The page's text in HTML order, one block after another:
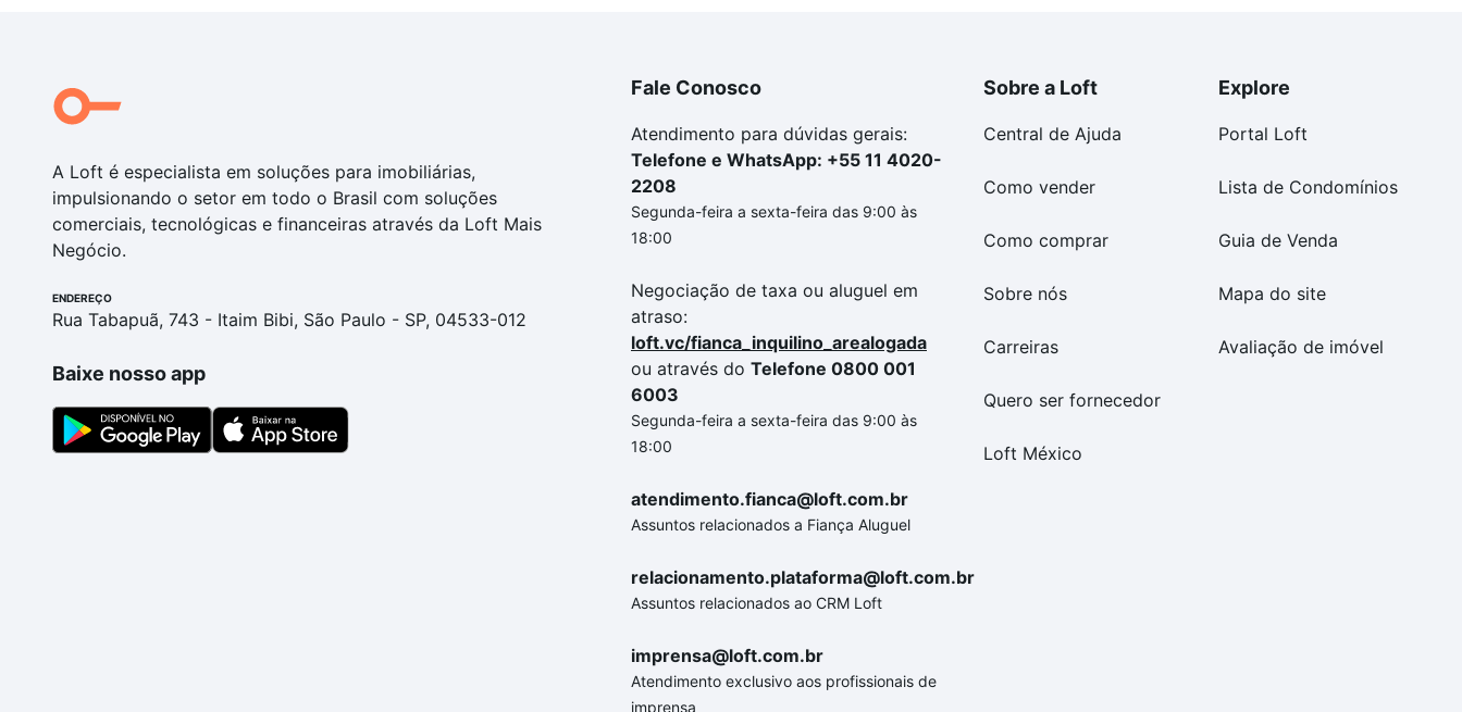
A Loft é especialista em soluções para imobiliárias,
impulsionando o setor em todo o Brasil com soluções
comerciais, tecnológicas e financeiras através da Loft Mais
Negócio.
ENDEREÇO
Rua Tabapuã, 743 - Itaim Bibi, São Paulo - SP, 04533-012
Baixe nosso app
Fale Conosco
Atendimento para dúvidas gerais:
Telefone e WhatsApp: +55 11 4020-
2208
Segunda-feira a sexta-feira das 9:00 às
18:00
Negociação de taxa ou aluguel em
atraso:
loft.vc/fianca_inquilino_arealogada
ou através do Telefone 0800 001
6003
Segunda-feira a sexta-feira das 9:00 às
18:00
atendimento.fianca@loft.com.br
Assuntos relacionados a Fiança Aluguel
relacionamento.plataforma@loft.com.br
Assuntos relacionados ao CRM Loft
imprensa@loft.com.br
Atendimento exclusivo aos profissionais de
imprensa
Sobre a Loft
Central de Ajuda
Como vender
Como comprar
Sobre nós
Carreiras
Quero ser fornecedor
Loft México
Explore
Portal Loft
Lista de Condomínios
Guia de Venda
Mapa do site
Avaliação de imóvel